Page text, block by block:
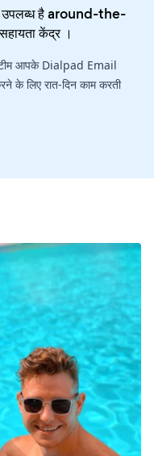
है around-the-
केंद्र।
टीम आपके Dialpad Email
लिए रात-दिन काम करती